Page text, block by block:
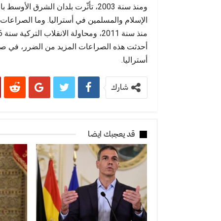
ومنذ سنة 2003، تأثّرت بلدان
أحدثت هذه الصراعات المزيد من الضرر، في
أستراليا.
شارك
قد يعجبك ايضا